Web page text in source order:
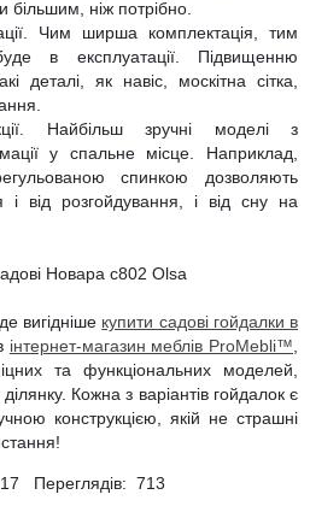
більшим, ніж потрібно.
Чим ширша комплектація, тим
в експлуатації. Підвищенню
деталі, як навіс, москітна сітка,
Найбільш зручні моделі з
у спальне місце. Наприклад,
спинкою дозволяють
і від розгойдування, і від сну на
вигідніше купити садові гойдалки в
інтернет-магазин меблів ProMebli™
та функціональних моделей,
Кожна з варіантів гойдалок є
конструкцією, якій не страшні
Переглядів: 713